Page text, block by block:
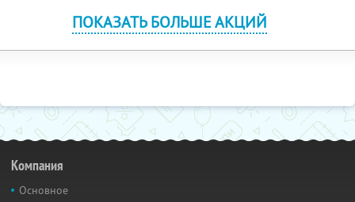
ПОКАЗАТЬ БОЛЬШЕ АКЦИЙ
Компания
Основное